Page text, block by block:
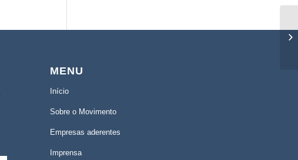
MENU
Início
Sobre o Movimento
Empresas aderentes
Imprensa